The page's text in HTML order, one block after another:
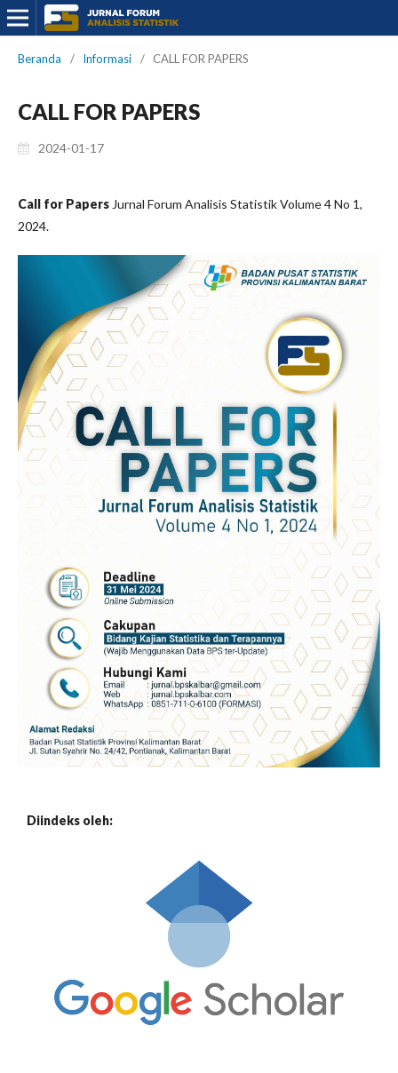
Beranda / Informasi / CALL FOR PAPERS
CALL FOR PAPERS
2024-01-17
Call for Papers Jurnal Forum Analisis Statistik Volume 4 No 1,
2024.
Diindeks oleh: